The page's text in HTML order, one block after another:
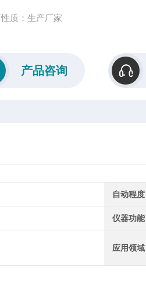
质：生产厂家
产品咨询
自动程度
仪器功能
应用领域